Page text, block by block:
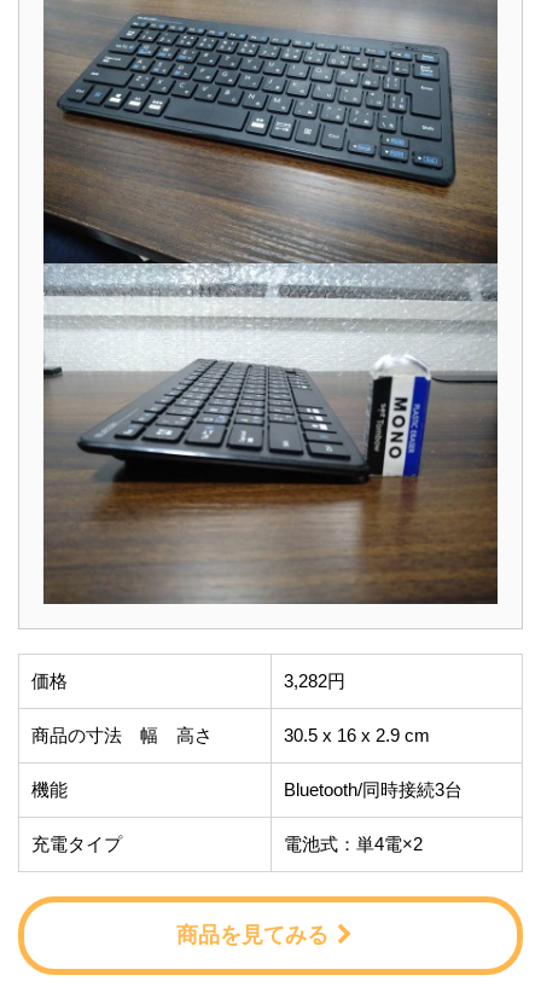
価格 3,282円
商品の寸法 幅 高さ 30.5 x 16 x 2.9 cm
機能 Bluetooth/同時接続3台
充電タイプ 電池式：単4電×2
商品を見てみる